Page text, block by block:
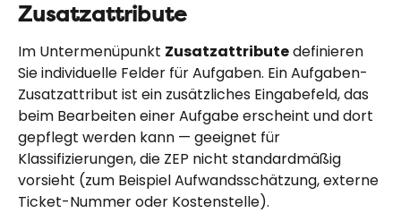
Zusatzattribute
Im Untermenüpunkt Zusatzattribute definieren
Sie individuelle Felder für Aufgaben. Ein Aufgaben-
Zusatzattribut ist ein zusätzliches Eingabefeld, das
beim Bearbeiten einer Aufgabe erscheint und dort
gepflegt werden kann — geeignet für
Klassifizierungen, die ZEP nicht standardmäßig
vorsieht (zum Beispiel Aufwandsschätzung, externe
Ticket-Nummer oder Kostenstelle).